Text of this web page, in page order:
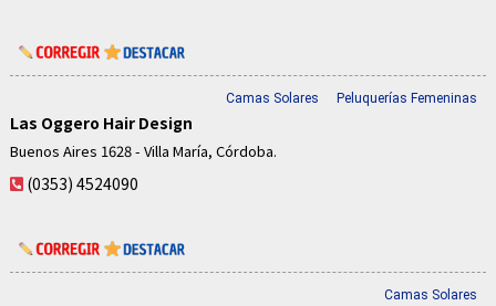
Camas Solares Peluquerías Femeninas
Las Oggero Hair Design
Buenos Aires 1628 - Villa María, Córdoba.
(0353) 4524090
Camas Solares